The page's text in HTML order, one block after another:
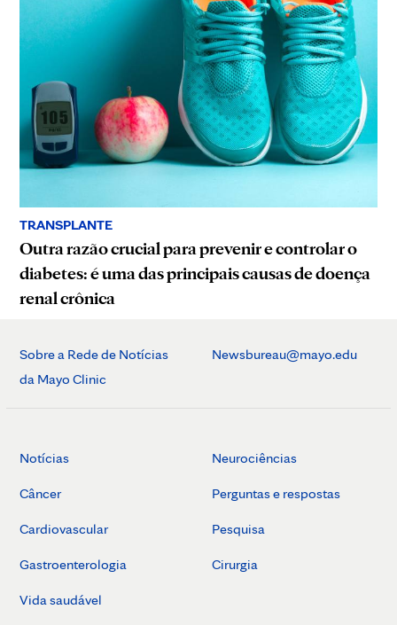
TRANSPLANTE
Outra razão crucial para prevenir e controlar o
diabetes: é uma das principais causas de doença
renal crônica
Sobre a Rede de Notícias
da Mayo Clinic
Newsbureau@mayo.edu
Notícias
Câncer
Cardiovascular
Gastroenterologia
Vida saudável
Neurociências
Perguntas e respostas
Pesquisa
Cirurgia